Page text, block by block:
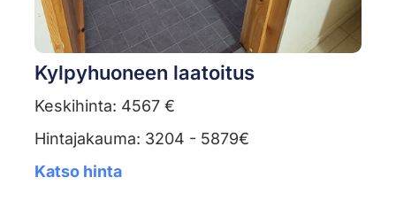
Kylpyhuoneen laatoitus
Keskihinta: 4567 €
Hintajakauma: 3204 - 5879€
Katso hinta